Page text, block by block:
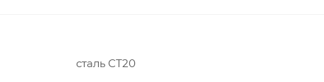
сталь СТ20